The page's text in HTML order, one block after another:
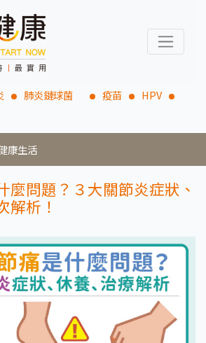
肺炎鏈球菌 疫苗
HPV
康生活
麼問題？３大關節炎症狀、
解析！